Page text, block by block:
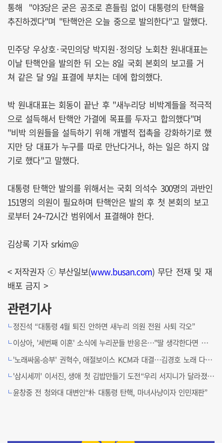
통해 "야3당은 굳은 공조로 흔들림 없이 대통령의 탄핵을
추진하겠다"며 "탄핵안은 오늘 중으로 발의한다"고 말했다.
민주당 우상호·국민의당 박지원·정의당 노회찬 원내대표는
이날 탄핵안을 발의한 뒤 오는 8일 국회 본회의 보고를 거
쳐 같은 달 9일 표결에 부치는 데에 합의했다.
박 원내대표는 회동이 끝난 후 "새누리당 비박계들을 적극적
으로 설득해서 탄핵안 가결에 목표를 두자고 합의했다"며
"비박 의원들을 설득하기 위해 개별적 접촉을 강화하기로 했
지만 당 대표가 누구를 따로 만난다거나, 하는 일은 하지 않
기로 했다"고 말했다.
대통령 탄핵안 발의를 위해서는 국회 의석수 300명의 과반인
151명의 의원이 필요하며 탄핵안은 발의 후 첫 본회의 보고
로부터 24~72시간 범위에서 표결해야 한다.
김상록 기자 srkim@
< 저작권자 ⓒ 부산일보(www.busan.com) 무단 전재 및 재
배포 금지 >
관련기사
정진석 “대통령 4월 퇴진 안하면 새누리 의원 전원 사퇴 각오”
이상아, '세번째 이혼' 소식에 누리꾼들 반응은…"딸 생각한다면 이제 혼자 살길"
'노래싸움-승부' 권혁수, 애절보이스 KCM과 대결…김경호 노래 다시 부른다
'삼시세끼' 이서진, 생애 첫 김밥만들기 도전“우리 서지니가 달라졌어요”
윤창중 전 청와대 대변인“朴 대통령 탄핵, 마녀사냥이자 인민재판”